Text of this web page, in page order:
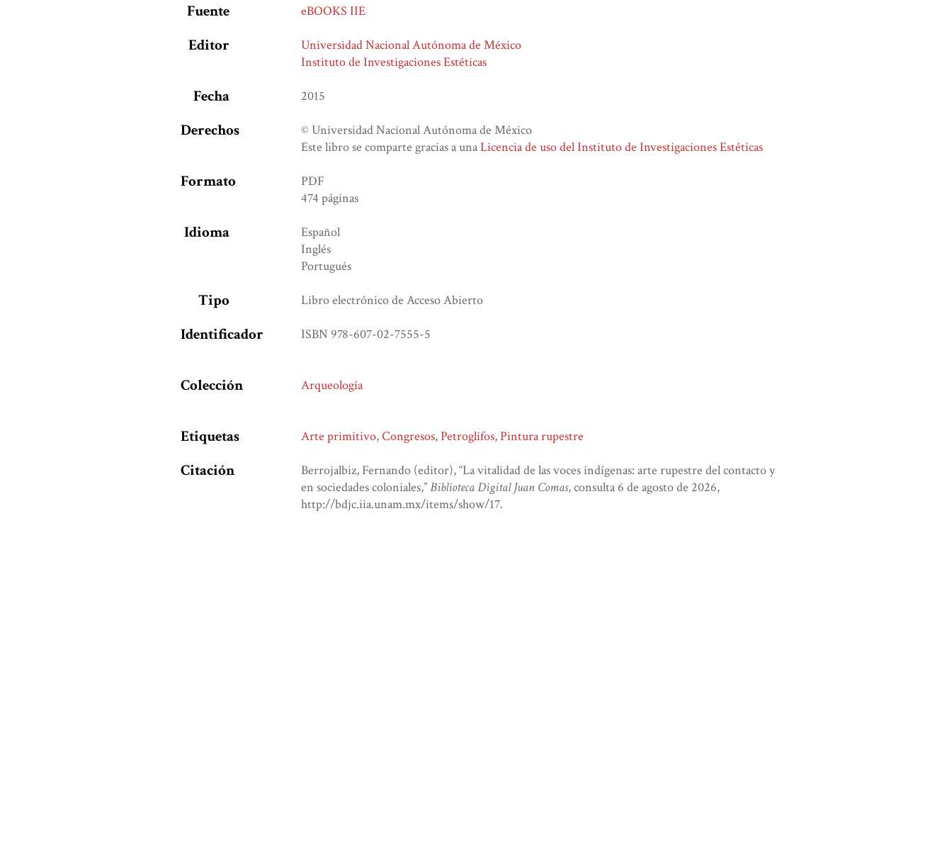
Fuente eBOOKS IIE
Editor
Universidad Nacional Autónoma de México
Instituto de Investigaciones Estéticas
Fecha 2015
Derechos
© Universidad Nacional Autónoma de México
Este libro se comparte gracias a unaLicencia de uso del Instituto de Investigaciones Estéticas
Formato
PDF
474 páginas
Idioma
Español
Inglés
Portugués
Tipo Libro electrónico de Acceso Abierto
Identificador ISBN 978-607-02-7555-5
Colección Arqueología
Etiquetas Arte primitivo,Congresos,Petroglifos,Pintura rupestre
Citación
Berrojalbiz, Fernando (editor), “La vitalidad de las voces indígenas: arte rupestre del contacto y
en sociedades coloniales,”Biblioteca Digital Juan Comas, consulta 6 de agosto de 2026,
http://bdjc.iia.unam.mx/items/show/17.